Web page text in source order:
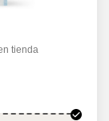
tienda